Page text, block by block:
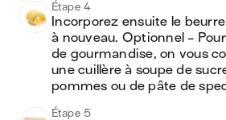
Étape 4
Incorporez ensuite le
à nouveau. Optionnel -
de gourmandise, on vous
une cuillère à soupe de
pommes ou de pâte de
Étape 5